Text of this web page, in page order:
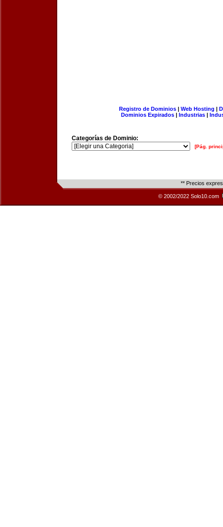
Registro de Dominios| Web Hosting |
Dominios Expirados | Industrias |
Categorías de Dominio:
[Pág.
** Precios
© 2002/2022 Solo10.com